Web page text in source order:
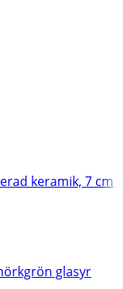
glasyr